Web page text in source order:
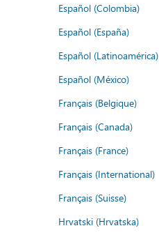
Español (Colombia)
Español (España)
Español (Latinoamérica)
Español (México)
Français (Belgique)
Français (Canada)
Français (France)
Français (International)
Français (Suisse)
Hrvatski (Hrvatska)